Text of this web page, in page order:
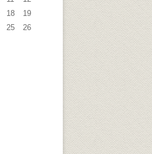
18
19
25
26